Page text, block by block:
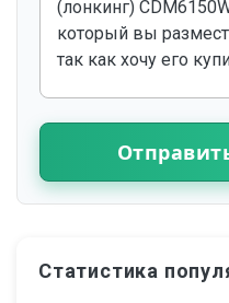
Статистика